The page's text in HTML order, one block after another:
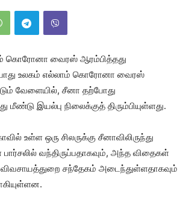
கொரோனா வைரஸ் ஆரம்பித்தது
உலகம் எல்லாம் கொரோனா வைரஸ்
வேளையில், சீனா தற்போது
மீண்டு இயல்பு நிலைக்குத் திரும்பியுள்ளது.
உள்ள ஒரு சிலருக்கு சீனாவிலிருந்து
வந்திருப்பதாகவும், அந்த விதைகள்
விவசாயத்துறை சந்தேகம் அடைந்துள்ளதாகவும்